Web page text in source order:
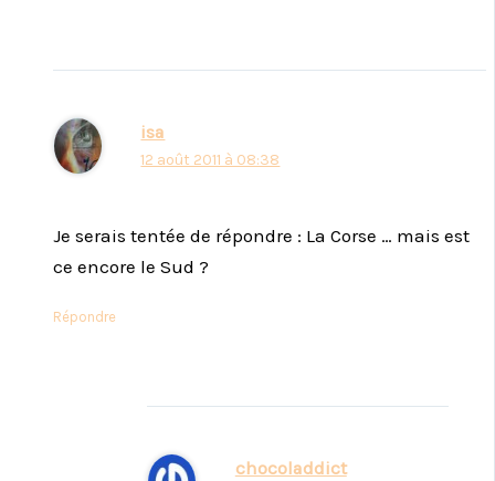
isa
12 août 2011 à 08:38
Je serais tentée de répondre : La Corse … mais est
ce encore le Sud ?
Répondre
chocoladdict